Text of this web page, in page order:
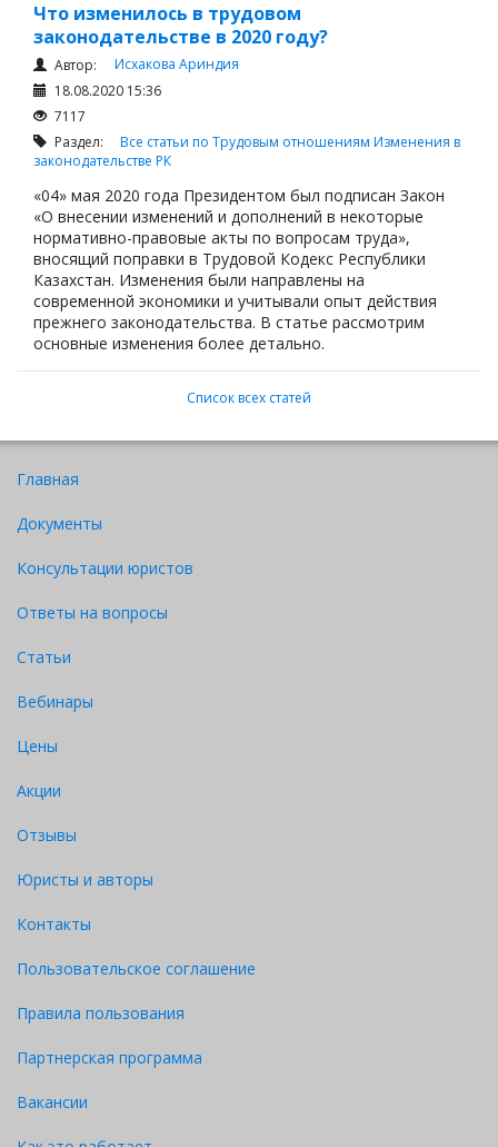
Что изменилось в трудовом
законодательстве в 2020 году?
Автор:
Исхакова Ариндия
18.08.2020 15:36
7117
Раздел: Все статьи по Трудовым отношениям Изменения в
законодательстве РК
«04» мая 2020 года Президентом был подписан Закон
«О внесении изменений и дополнений в некоторые
нормативно-правовые акты по вопросам труда»,
вносящий поправки в Трудовой Кодекс Республики
Казахстан. Изменения были направлены на
современной экономики и учитывали опыт действия
прежнего законодательства. В статье рассмотрим
основные изменения более детально.
Список всех статей
Главная
Документы
Консультации юристов
Ответы на вопросы
Статьи
Вебинары
Цены
Акции
Отзывы
Юристы и авторы
Контакты
Пользовательское соглашение
Правила пользования
Партнерская программа
Вакансии